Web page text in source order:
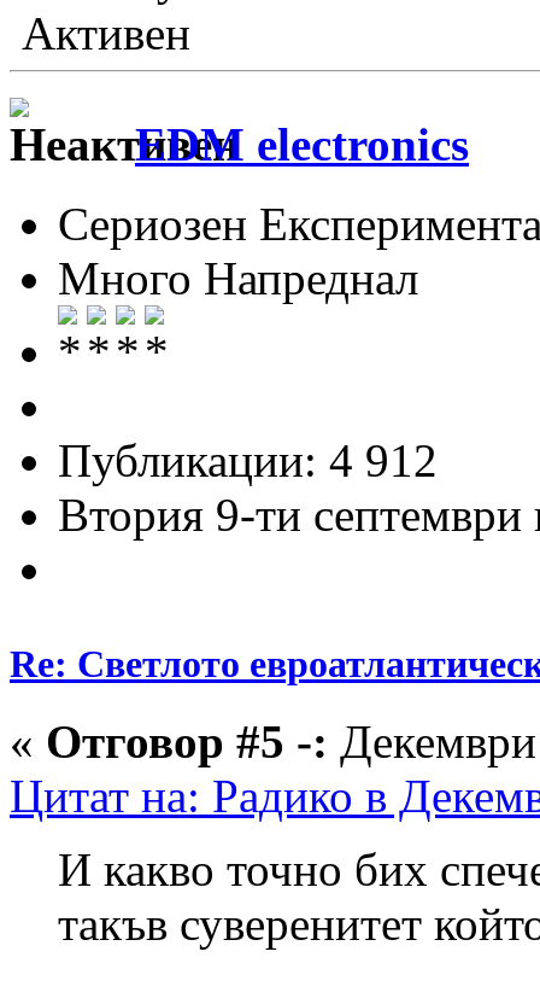
Активен
EDM electronics
Сериозен
Много Напреднал
Публикации: 4 912
Втория 9-ти
Re: Светлото
« Отговор #5 -:
Цитат на: Радико в
И какво точно бих
такъв суверенитет